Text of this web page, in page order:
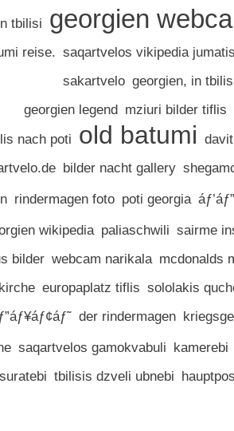
tbilisi georgien
reise. saqartvelos vikipedia
sakartvelo georgien, in
georgien legend mziuri bilder tiflis
nach poti old batumi
bilder nacht gallery
rindermagen foto poti georgia
wikipedia paliaschwili sairme
bilder webcam narikala mcdonalds
europaplatz tiflis sololakis
der rindermagen
saqartvelos gamokvabuli kamerebi
tbilisis dzveli ubnebi